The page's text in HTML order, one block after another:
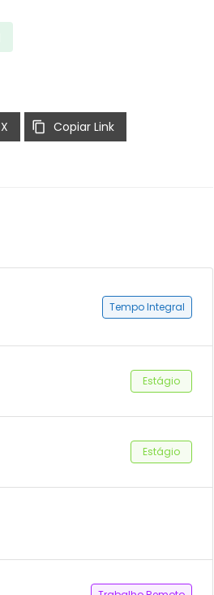
X Copiar Link
Tempo Integral
Estágio
Estágio